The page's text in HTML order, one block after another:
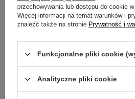
WYBIERZ SPOSÓB
PŁATNOŚCI I DOSTAWY
wybranie punktu odbioru przesyłki.
ZŁÓŻ
ZAMÓWIENIE
przechowywania lub dostępu do cookie
Więcej informacji na temat warunków i
znaleźć także na stronie Prywatność i
Funkcjonalne pliki cookie
Analityczne pliki cookie